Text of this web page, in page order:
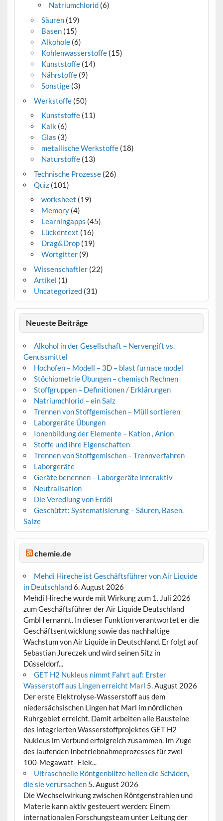
Natriumchlorid (6)
Säuren(19)
Basen(15)
Alkohole(6)
Kohlenwasserstoffe(15)
Kunststoffe(14)
Nährstoffe(9)
Sonstige(3)
Werkstoffe(50)
Kunststoffe(11)
Kalk (6)
Glas (3)
metallische Werkstoffe(18)
Naturstoffe(13)
Technische Prozesse(26)
Quiz(101)
worksheet (19)
Memory(4)
Learningapps (45)
Lückentext (16)
Drag&Drop(19)
Wortgitter(9)
Wissenschaftler(22)
Artikel (1)
Uncategorized(31)
Neueste Beiträge
Alkohol in der Gesellschaft – Nervengift vs.
Genussmittel
Hochofen – Modell – 3D – blast furnace model
Stöchiometrie Übungen – chemisch Rechnen
Stoffgruppen – Definitionen / Erklärungen
Natriumchlorid – ein Salz
Trennen von Stoffgemischen – Müll sortieren
Laborgeräte Übungen
Ionenbildung der Elemente – Kation , Anion
Stoffe und ihre Eigenschaften
Trennen von Stoffgemischen – Trennverfahren
Laborgeräte
Geräte benennen – Laborgeräte interaktiv
Neutralisation
Die Veredlung von Erdöl
Geschützt: Systematisierung – Säuren, Basen,
Salze
chemie.de
Mehdi Hireche ist Geschäftsführer von Air Liquide
in Deutschland6. August 2026
Mehdi Hireche wurde mit Wirkung zum 1. Juli 2026
zum Geschäftsführer der Air Liquide Deutschland
GmbH ernannt. In dieser Funktion verantwortet er die
Geschäftsentwicklung sowie das nachhaltige
Wachstum von Air Liquide in Deutschland. Er folgt auf
Sebastian Jureczek und wird seinen Sitz in
Düsseldorf...
GET H2 Nukleus nimmt Fahrt auf: Erster
Wasserstoff aus Lingen erreicht Marl 5. August 2026
Der erste Elektrolyse-Wasserstoff aus dem
niedersächsischen Lingen hat Marl im nördlichen
Ruhrgebiet erreicht. Damit arbeiten alle Bausteine
des integrierten Wasserstoffprojektes GET H2
Nukleus im Verbund erfolgreich zusammen. Im Zuge
des laufenden Inbetriebnahmeprozesses für zwei
100-Megawatt- Elek...
Ultraschnelle Röntgenblitze heilen die Schäden,
die sie verursachen 5. August 2026
Die Wechselwirkung zwischen Röntgenstrahlen und
Materie kann aktiv gesteuert werden: Einem
internationalen Forschungsteam unter Leitung der